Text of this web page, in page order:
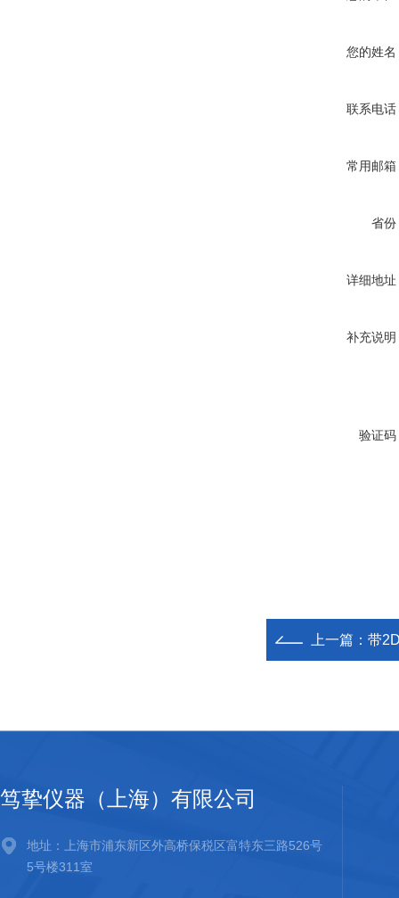
您的姓名
联系电话
常用邮箱
省份
详细地址
补充说明
验证码
上一篇： 带
笃挚仪器（上海）有限公司
地址：上海市浦东新区外高桥保税区富特东三路526号
5号楼311室